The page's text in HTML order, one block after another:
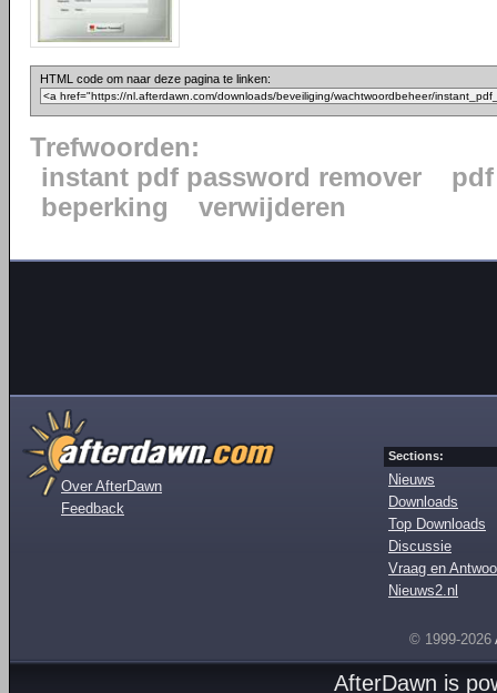
HTML code om naar deze pagina te linken:
Trefwoorden:
instant pdf password remover
pdf
beperking
verwijderen
Over AfterDawn
Feedback
Sections:
Nieuws
Downloads
Top Downloads
Discussie
Vraag en
Nieuws2.nl
© 1999-2026
AfterDawn is